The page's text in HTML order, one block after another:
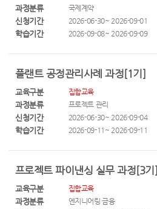
과정분류 국제계약
신청기간 2026-06-30~ 2026-09-01
학습기간 2026-09-08~ 2026-09-09
플랜트 공정관리사례 과정[1기]
교육구분 집합교육
과정분류 프로젝트 관리
신청기간 2026-06-30~ 2026-09-04
학습기간 2026-09-11~ 2026-09-11
프로젝트 파이낸싱 실무 과정[3기]
교육구분 집합교육
과정분류 엔지니어링 금융